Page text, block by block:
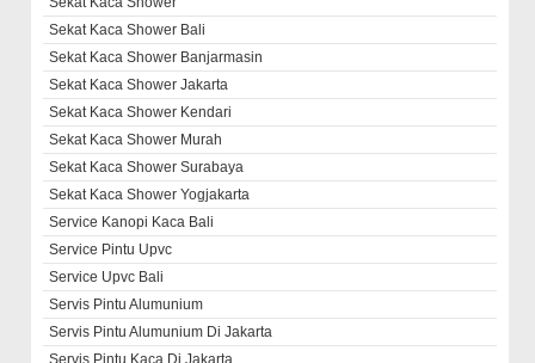
Sekat Kaca Shower Bali
Sekat Kaca Shower Banjarmasin
Sekat Kaca Shower Jakarta
Sekat Kaca Shower Kendari
Sekat Kaca Shower Murah
Sekat Kaca Shower Surabaya
Sekat Kaca Shower Yogjakarta
Service Kanopi Kaca Bali
Service Pintu Upvc
Service Upvc Bali
Servis Pintu Alumunium
Servis Pintu Alumunium Di Jakarta